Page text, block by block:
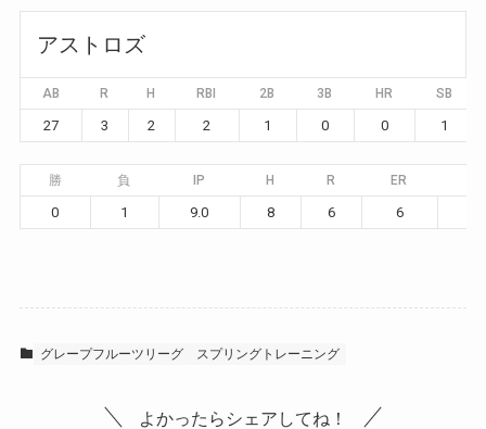
アストロズ
AB R H RBI 2B 3B HR SB
27 3 2 2 1 0 0 1
勝 負 IP H R ER
0 1 9.0 8 6 6
グレープフルーツリーグ スプリングトレーニング
よかったらシェアしてね！